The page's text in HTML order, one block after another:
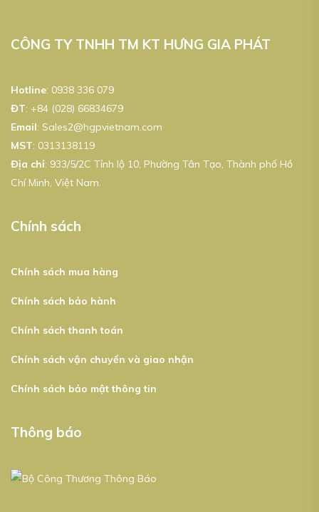
CÔNG TY TNHH TM KT HƯNG GIA PHÁT
Hotline: 0938 336 079
ĐT: +84 (028) 66834679
Email: Sales2@hgpvietnam.com
MST: 0313138119
Địa chỉ: 933/5/2C Tỉnh lộ 10, Phường Tân Tạo, Thành phố Hồ
Chí Minh, Việt Nam.
Chính sách
Chính sách mua hàng
Chính sách bảo hành
Chính sách thanh toán
Chính sách vận chuyển và giao nhận
Chính sách bảo mật thông tin
Thông báo